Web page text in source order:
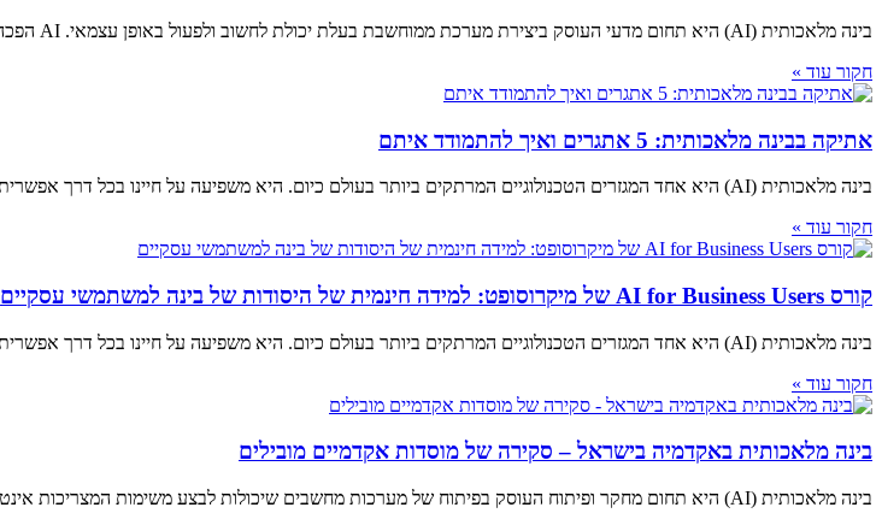
בינה מלאכותית (AI) היא תחום מדעי העוסק ביצירת מערכת ממוחשבת בעלת יכולת לחשוב ולפעול באופן עצמאי. AI הפכה בשנים האחרונות לתחום מרכזי בטכנולוגיה, והיא משמשת
חקור עוד »
אתיקה בבינה מלאכותית: 5 אתגרים ואיך להתמודד איתם
בינה מלאכותית (AI) היא אחד המגזרים הטכנולוגיים המרתקים ביותר בעולם כיום. היא משפיעה על חיינו בכל דרך אפשרית, החל מאיכות החיים שלנו ועד לדרך שבה
חקור עוד »
קורס AI for Business Users של מיקרוסופט: למידה חינמית של היסודות של בינה למשתמשי עסקיים
בינה מלאכותית (AI) היא אחד המגזרים הטכנולוגיים המרתקים ביותר בעולם כיום. היא משפיעה על חיינו בכל דרך אפשרית, החל מאיכות החיים שלנו ועד לדרך שבה
חקור עוד »
בינה מלאכותית באקדמיה בישראל – סקירה של מוסדות אקדמיים מובילים
בינה מלאכותית (AI) היא תחום מחקר ופיתוח העוסק בפיתוח של מערכות מחשבים שיכולות לבצע משימות המצריכות אינטליגנציה אנושית. תחום זה מתפתח במהירות בישראל, והביקוש לעובדים